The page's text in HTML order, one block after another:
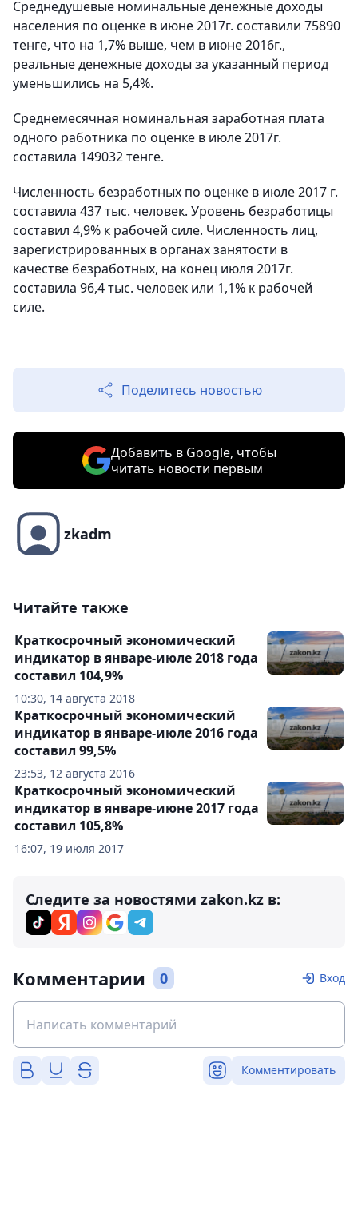
Среднедушевые номинальные денежные доходы
населения по оценке в июне 2017г. составили 75890
тенге, что на 1,7% выше, чем в июне 2016г.,
реальные денежные доходы за указанный период
уменьшились на 5,4%.
Среднемесячная номинальная заработная плата
одного работника по оценке в июле 2017г.
составила 149032 тенге.
Численность безработных по оценке в июле 2017 г.
составила 437 тыс. человек. Уровень безработицы
составил 4,9% к рабочей силе. Численность лиц,
зарегистрированных в органах занятости в
качестве безработных, на конец июля 2017г.
составила 96,4 тыс. человек или 1,1% к рабочей
силе.
Поделитесь новостью
Добавить в Google, чтобы
читать новости первым
zkadm
Читайте также
10:30, 14 августа 2018
Краткосрочный экономический
индикатор в январе-июле 2018 года
составил 104,9%
23:53, 12 августа 2016
Краткосрочный экономический
индикатор в январе-июле 2016 года
составил 99,5%
16:07, 19 июля 2017
Краткосрочный экономический
индикатор в январе-июне 2017 года
составил 105,8%
Следите за новостями zakon.kz в:
Комментарии 0 Вход
Комментировать